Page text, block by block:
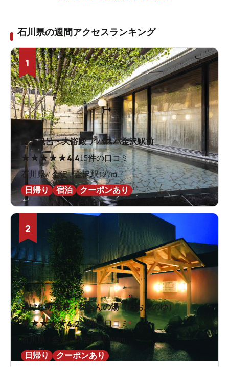
石川県の週間アクセスランキング
1
露天風呂・大浴殿 アパスパ金沢駅前
★ ★★★★4.415件の口コミ
石川県 / 金沢 / 金沢駅127m
日帰り
宿泊 クーポンあり
2
湯けむり屋敷 和おんの湯（わおんのゆ）
★★★★★4.226件の口コミ
石川県 / 金沢 / 東金沢駅394m
日帰り
クーポンあり